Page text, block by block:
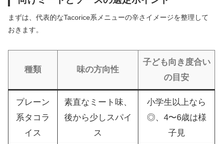
まずは、代表的なTacorice系メニューの辛さイメージを整理して
おきます。
種類 味の方向性
子ども向き度合い
の目安
プレーン
系タコラ
イス
素直なミート味、
後から少しスパイ
ス
小学生以上なら
◎、4〜6歳は様
子見